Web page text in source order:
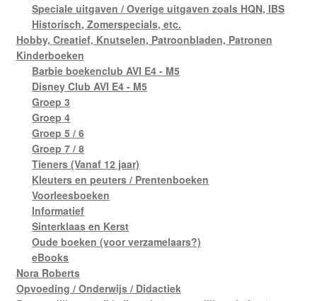
Speciale uitgaven / Overige uitgaven zoals HQN, IBS
Historisch, Zomerspecials, etc.
Hobby, Creatief, Knutselen, Patroonbladen, Patronen
Kinderboeken
Barbie boekenclub AVI E4 - M5
Disney Club AVI E4 - M5
Groep 3
Groep 4
Groep 5 / 6
Groep 7 / 8
Tieners (Vanaf 12 jaar)
Kleuters en peuters / Prentenboeken
Voorleesboeken
Informatief
Sinterklaas en Kerst
Oude boeken (voor verzamelaars?)
eBooks
Nora Roberts
Opvoeding / Onderwijs / Didactiek